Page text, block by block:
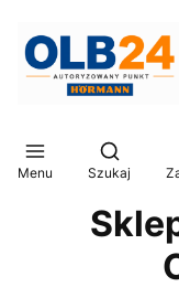
Menu
Otwórz
Szukaj